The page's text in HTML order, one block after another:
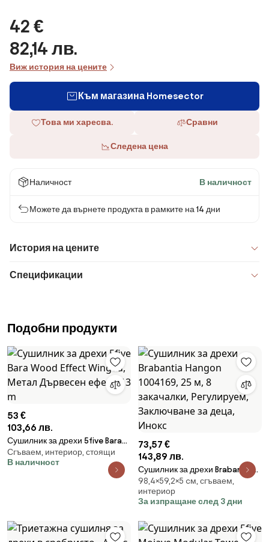
42 €
82,14 лв.
Виж история на цените
Към магазина Homesector
Това ми харесва. Сравни
Следена цена
Наличност В наличност
Можете да върнете продукта в рамките на 14 дни
История на цените
Спецификации
Подобни продукти
53 €
103,66 лв.
Сушилник за дрехи 5five Bara
Wood Effect Winged, Метал
Дървесен ефект, 13 m
Сгъваем, интериор, стоящи
В наличност
73,57 €
143,89 лв.
Сушилник за дрехи Brabantia
Hangon 1004169, 25 м, 8
закачалки, Регулируем,
Заключване за деца, Инокс
98,4×59,2×5 cм, сгъваем,
интериор
За изпращане след 3 дни